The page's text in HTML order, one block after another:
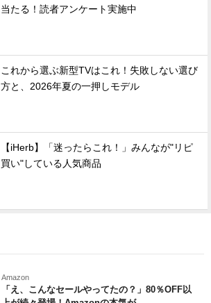
当たる！読者アンケート実施中
これから選ぶ新型TVはこれ！失敗しない選び
方と、2026年夏の一押しモデル
【iHerb】「迷ったらこれ！」みんなが"リピ
買い"している人気商品
Amazon
「え、こんなセールやってたの？」80％OFF以